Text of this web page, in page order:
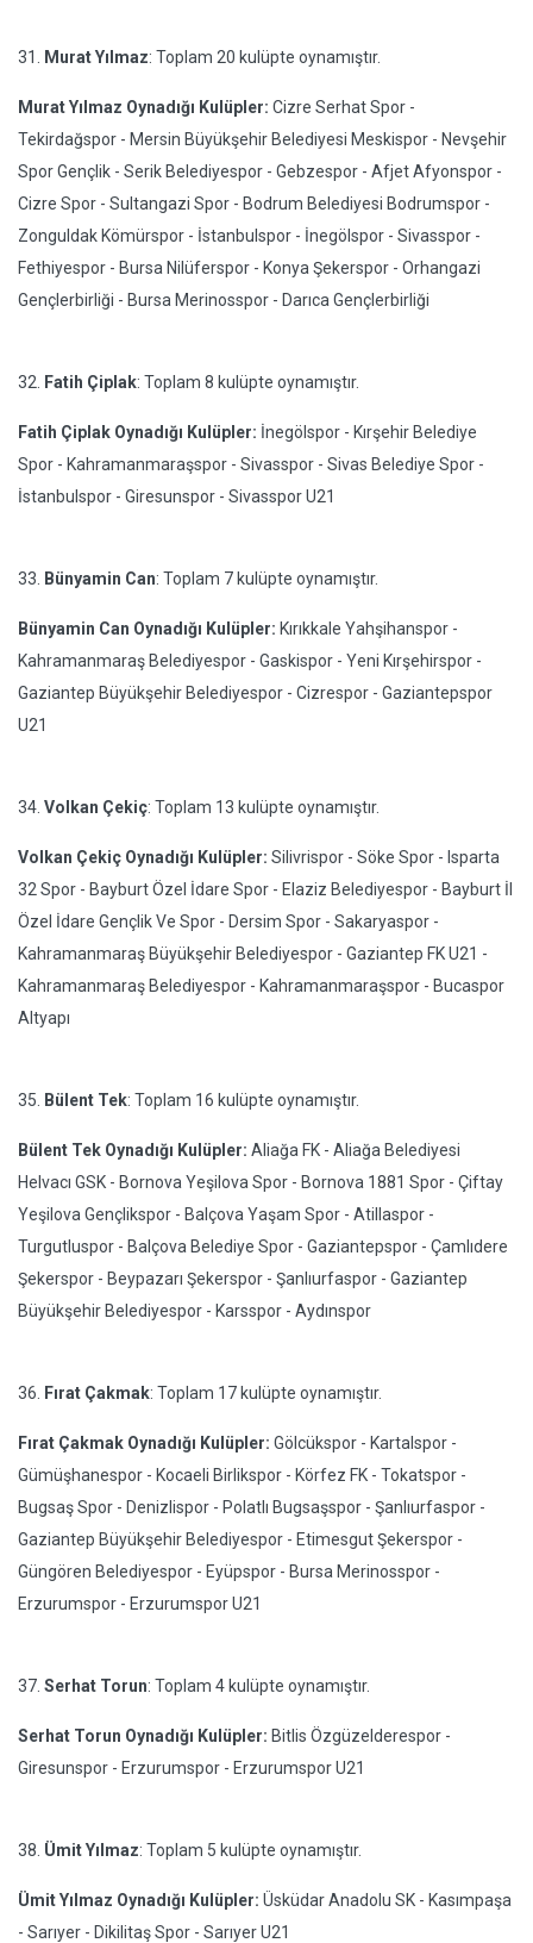
31. Murat Yılmaz: Toplam 20 kulüpte oynamıştır.
Murat Yılmaz Oynadığı Kulüpler: Cizre Serhat Spor -
Tekirdağspor - Mersin Büyükşehir Belediyesi Meskispor - Nevşehir
Spor Gençlik - Serik Belediyespor - Gebzespor - Afjet Afyonspor -
Cizre Spor - Sultangazi Spor - Bodrum Belediyesi Bodrumspor -
Zonguldak Kömürspor - İstanbulspor - İnegölspor - Sivasspor -
Fethiyespor - Bursa Nilüferspor - Konya Şekerspor - Orhangazi
Gençlerbirliği - Bursa Merinosspor - Darıca Gençlerbirliği
32. Fatih Çiplak: Toplam 8 kulüpte oynamıştır.
Fatih Çiplak Oynadığı Kulüpler: İnegölspor - Kırşehir Belediye
Spor - Kahramanmaraşspor - Sivasspor - Sivas Belediye Spor -
İstanbulspor - Giresunspor - Sivasspor U21
33. Bünyamin Can: Toplam 7 kulüpte oynamıştır.
Bünyamin Can Oynadığı Kulüpler: Kırıkkale Yahşihanspor -
Kahramanmaraş Belediyespor - Gaskispor - Yeni Kırşehirspor -
Gaziantep Büyükşehir Belediyespor - Cizrespor - Gaziantepspor
U21
34. Volkan Çekiç: Toplam 13 kulüpte oynamıştır.
Volkan Çekiç Oynadığı Kulüpler: Silivrispor - Söke Spor - Isparta
32 Spor - Bayburt Özel İdare Spor - Elaziz Belediyespor - Bayburt İl
Özel İdare Gençlik Ve Spor - Dersim Spor - Sakaryaspor -
Kahramanmaraş Büyükşehir Belediyespor - Gaziantep FK U21 -
Kahramanmaraş Belediyespor - Kahramanmaraşspor - Bucaspor
Altyapı
35. Bülent Tek: Toplam 16 kulüpte oynamıştır.
Bülent Tek Oynadığı Kulüpler: Aliağa FK - Aliağa Belediyesi
Helvacı GSK - Bornova Yeşilova Spor - Bornova 1881 Spor - Çiftay
Yeşilova Gençlikspor - Balçova Yaşam Spor - Atillaspor -
Turgutluspor - Balçova Belediye Spor - Gaziantepspor - Çamlıdere
Şekerspor - Beypazarı Şekerspor - Şanlıurfaspor - Gaziantep
Büyükşehir Belediyespor - Karsspor - Aydınspor
36. Fırat Çakmak: Toplam 17 kulüpte oynamıştır.
Fırat Çakmak Oynadığı Kulüpler: Gölcükspor - Kartalspor -
Gümüşhanespor - Kocaeli Birlikspor - Körfez FK - Tokatspor -
Bugsaş Spor - Denizlispor - Polatlı Bugsaşspor - Şanlıurfaspor -
Gaziantep Büyükşehir Belediyespor - Etimesgut Şekerspor -
Güngören Belediyespor - Eyüpspor - Bursa Merinosspor -
Erzurumspor - Erzurumspor U21
37. Serhat Torun: Toplam 4 kulüpte oynamıştır.
Serhat Torun Oynadığı Kulüpler: Bitlis Özgüzelderespor -
Giresunspor - Erzurumspor - Erzurumspor U21
38. Ümit Yılmaz: Toplam 5 kulüpte oynamıştır.
Ümit Yılmaz Oynadığı Kulüpler: Üsküdar Anadolu SK - Kasımpaşa
- Sarıyer - Dikilitaş Spor - Sarıyer U21